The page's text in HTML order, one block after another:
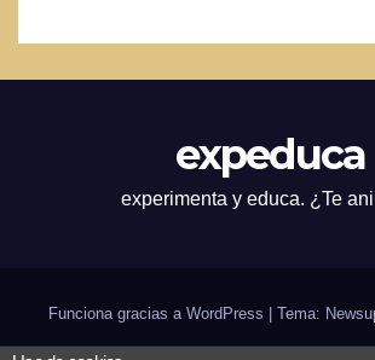
expeduca
experimenta y educa. ¿Te
Funciona gracias a WordPress Tema: